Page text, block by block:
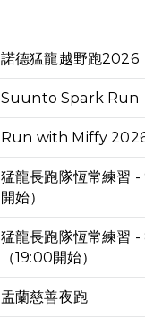
諾德猛龍越野跑2026
Suunto Spark Run
Run with Miffy
猛龍長跑隊恆常練習
開始）
猛龍長跑隊恆常練習
（19:00開始）
盂蘭慈善夜跑